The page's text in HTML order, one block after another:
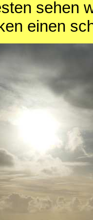
sehen
einen